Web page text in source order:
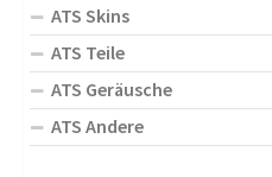
ATS Skins
ATS Teile
ATS Geräusche
ATS Andere